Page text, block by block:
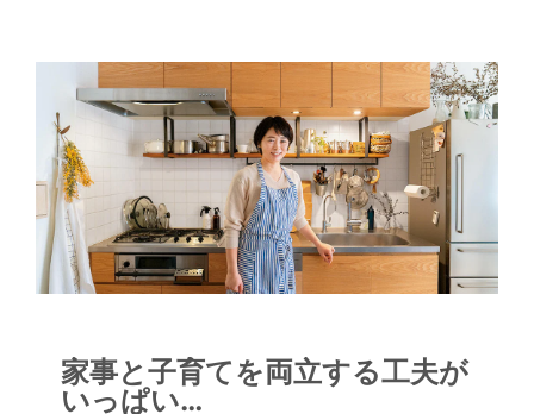
家事と子育てを両立する工夫が
いっぱい